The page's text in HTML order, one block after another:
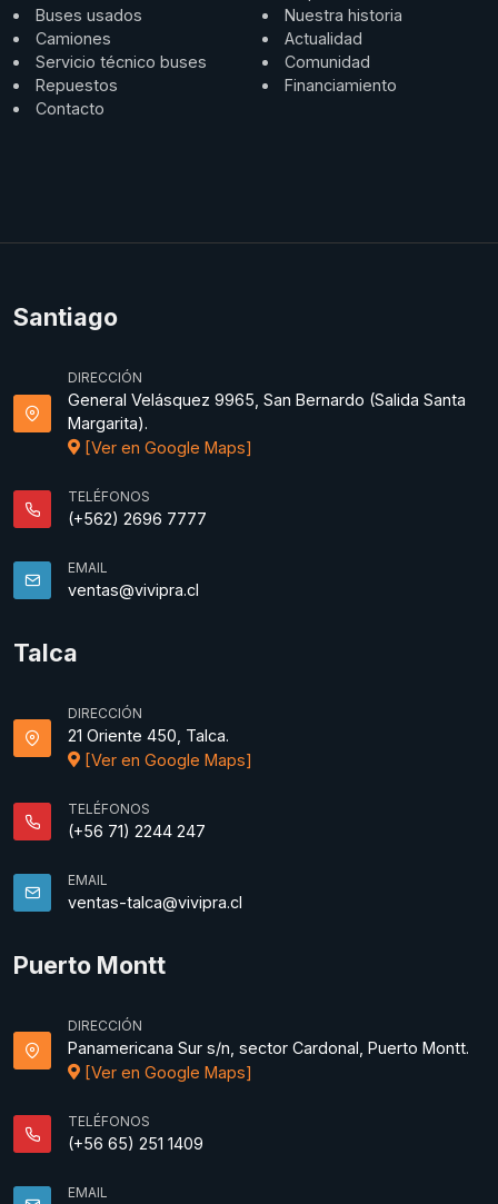
Buses usados
Camiones
Servicio técnico buses
Repuestos
Contacto
Nuestra historia
Actualidad
Comunidad
Financiamiento
Santiago
DIRECCIÓN
General Velásquez 9965, San Bernardo (Salida Santa
Margarita).
[Ver en Google Maps]
TELÉFONOS
(+562) 2696 7777
EMAIL
ventas@vivipra.cl
Talca
DIRECCIÓN
21 Oriente 450, Talca.
[Ver en Google Maps]
TELÉFONOS
(+56 71) 2244 247
EMAIL
ventas-talca@vivipra.cl
Puerto Montt
DIRECCIÓN
Panamericana Sur s/n, sector Cardonal, Puerto Montt.
[Ver en Google Maps]
TELÉFONOS
(+56 65) 251 1409
EMAIL